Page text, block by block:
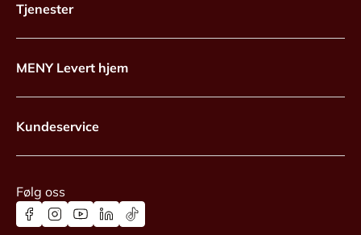
Tjenester
MENY Levert hjem
Kundeservice
Følg oss